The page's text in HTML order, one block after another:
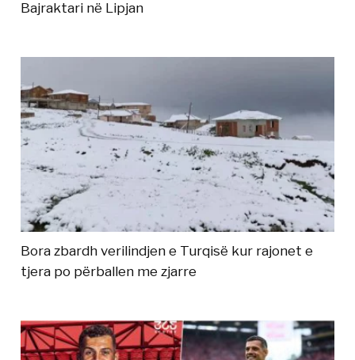
Bajraktari në Lipjan
Bora zbardh verilindjen e Turqisë kur rajonet e
tjera po përballen me zjarre